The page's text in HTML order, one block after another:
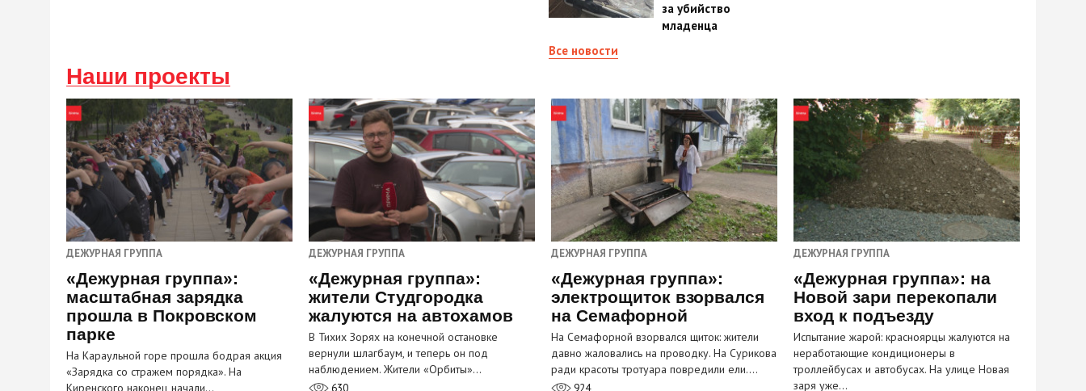
за убийство
младенца
Все новости
Наши проекты
ДЕЖУРНАЯ ГРУППА
«Дежурная группа»:
масштабная зарядка
прошла в Покровском
парке
На Караульной горе прошла бодрая акция
«Зарядка со стражем порядка». На
Киренского наконец начали…
ДЕЖУРНАЯ ГРУППА
«Дежурная группа»:
жители Студгородка
жалуются на автохамов
В Тихих Зорях на конечной остановке
вернули шлагбаум, и теперь он под
наблюдением. Жители «Орбиты»…
ДЕЖУРНАЯ ГРУППА
«Дежурная группа»:
электрощиток взорвался
на Семафорной
На Семафорной взорвался щиток: жители
давно жаловались на проводку. На Сурикова
ради красоты тротуара повредили ели.…
ДЕЖУРНАЯ ГРУППА
«Дежурная группа»: на
Новой зари перекопали
вход к подъезду
Испытание жарой: красноярцы жалуются на
неработающие кондиционеры в
троллейбусах и автобусах. На улице Новая
заря уже…